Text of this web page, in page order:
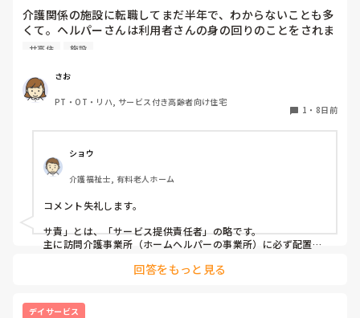
そもそも、大人になって、イベントってやるのかな？端午の節
句、お雛様、やる？　やったとして、食事、プレゼント位なも
のでしょ？
かもしれないですよね？逆に孫や、子供にやってあげる側！！
なのが、大人ですよね？
じゃあ！！逆に、最近の大人って何してる？ゲーム？漫画？プ
90代なら、大人がやる事ではない！！と言う概念かな？大人の
食べに行くのは、カウンターの寿司屋？フレンチ？
そんなの考えたら、大人っぽいイベントって？本当に何？
ご飯食べる、プレゼントあげたり、もらったり。
後は、良くて旅行？位なものでしょ？
なら、多少子供っぽいのかも知れないけど、楽しい！！って思
わせる事に、振り切ってしまえば？、と思います。
生にひな祭り、端午の節句やろうぜ！！って、ならないよね？
介護関係の施設に転職してまだ半年で、わからないことも多
くて。ヘルパーさんは利用者さんの身の回りのことをされま
すが、その中にサ責という方がいらっしゃいます。サ責とは
か？
サ高住 施設
さお
PT・OT・リハ, サービス付き高齢者向け住宅
1 ・ 8日前
ショウ
介護福祉士, 有料老人ホーム
コメント失礼します。
サ責」とは、「サービス提供責任者」の略です。
主に訪問介護事業所（ホームヘルパーの事業所）に必ず配置さ
んね。
回答をもっと見る
デイサービス